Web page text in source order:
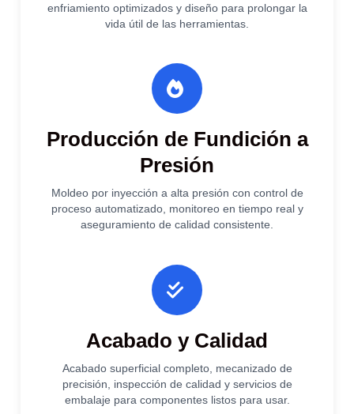
enfriamiento optimizados y diseño para prolongar la
vida útil de las herramientas.
Producción de Fundición a
Presión
Moldeo por inyección a alta presión con control de
proceso automatizado, monitoreo en tiempo real y
aseguramiento de calidad consistente.
Acabado y Calidad
Acabado superficial completo, mecanizado de
precisión, inspección de calidad y servicios de
embalaje para componentes listos para usar.